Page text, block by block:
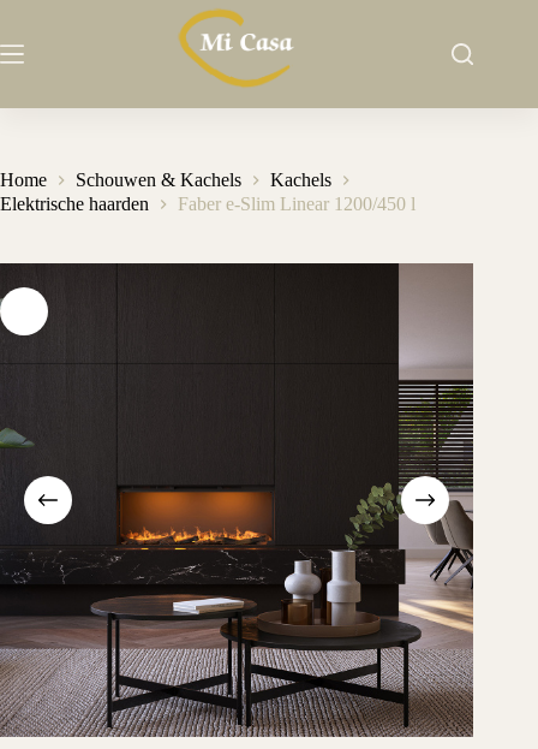
de
Home Schouwen & Kachels
Kachels
Elektrische haarden
Faber e-Slim Linear 1200/450 l